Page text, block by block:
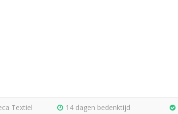
Textiel 14 dagen bedenktijd